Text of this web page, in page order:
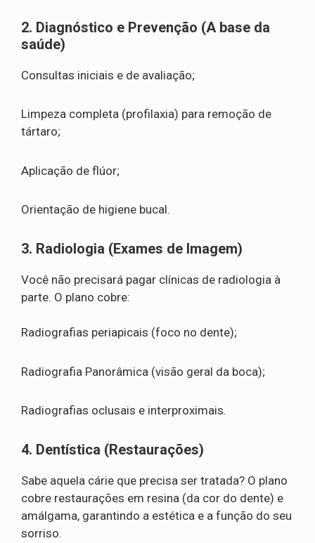
2. Diagnóstico e Prevenção (A base da
saúde)
Consultas iniciais e de avaliação;
Limpeza completa (profilaxia) para remoção de
tártaro;
Aplicação de flúor;
Orientação de higiene bucal.
3. Radiologia (Exames de Imagem)
Você não precisará pagar clínicas de radiologia à
parte. O plano cobre:
Radiografias periapicais (foco no dente);
Radiografia Panorâmica (visão geral da boca);
Radiografias oclusais e interproximais.
4. Dentística (Restaurações)
Sabe aquela cárie que precisa ser tratada? O plano
cobre restaurações em resina (da cor do dente) e
amálgama, garantindo a estética e a função do seu
sorriso.